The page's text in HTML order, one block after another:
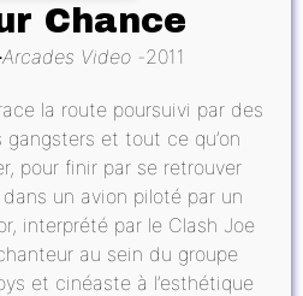
Chance
Arcades Video 2011
la route poursuivi par des
et tout ce qu’on
pour finir par se retrouver
un avion piloté par un
interprété par le Clash Joe
au sein du groupe
et cinéaste à l’esthétique